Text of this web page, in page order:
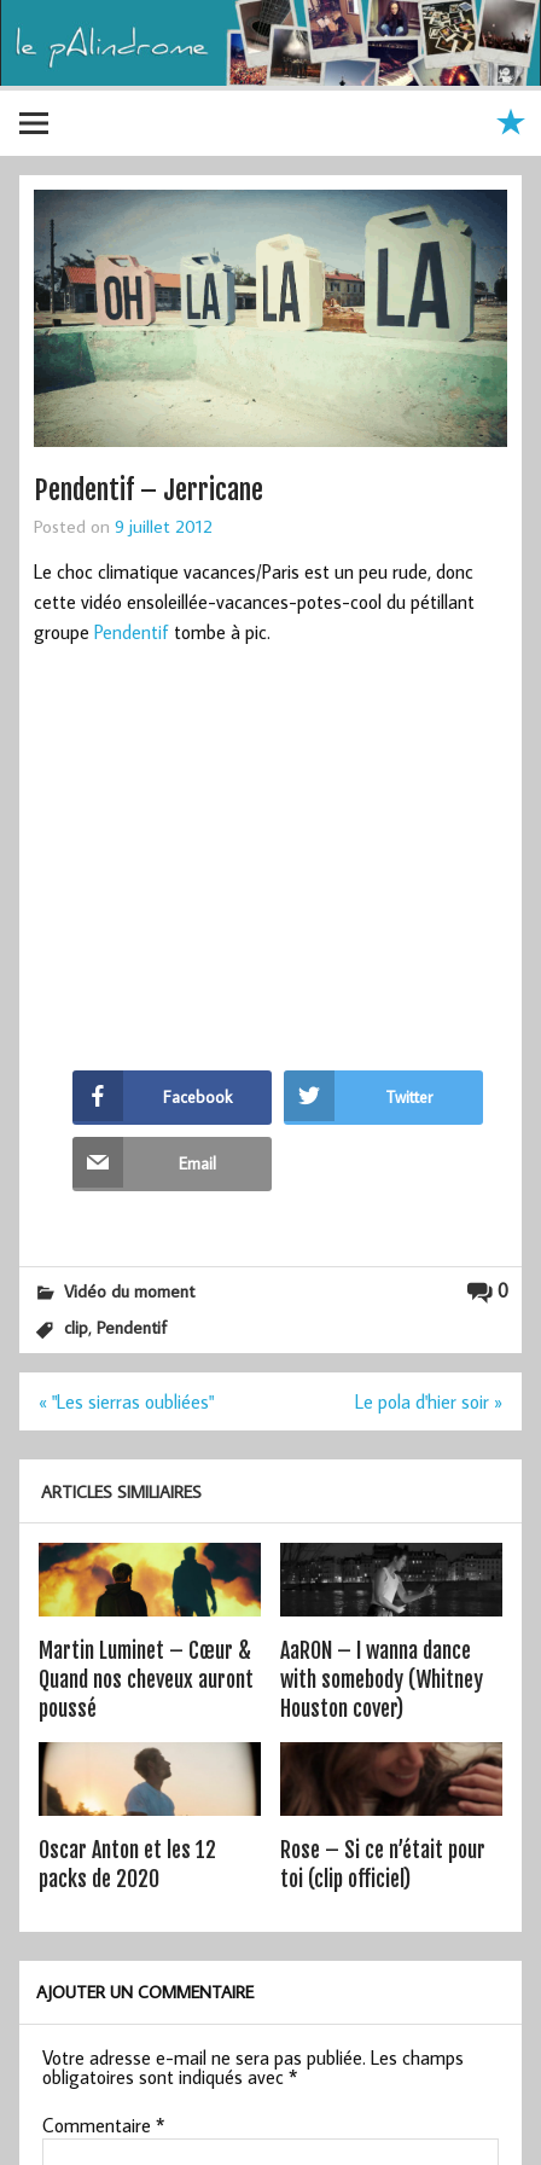
Pendentif – Jerricane
Posted on 9 juillet 2012
Le choc climatique vacances/Paris est un peu rude, donc
cette vidéo ensoleillée-vacances-potes-cool du pétillant
groupe Pendentif tombe à pic.
Facebook Twitter
Email
0
Vidéo du moment
clip,Pendentif
Navigation
« "Les sierras oubliées" Le pola d'hier soir »
ARTICLES SIMILIAIRES
Martin Luminet – Cœur &
Quand nos cheveux auront
poussé
AaRON – I wanna dance
with somebody (Whitney
Houston cover)
Oscar Anton et les 12
packs de 2020
Rose – Si ce n’était pour
toi (clip officiel)
AJOUTER UN COMMENTAIRE
Votre adresse e-mail ne sera pas publiée. Les champs
obligatoires sont indiqués avec*
Commentaire*